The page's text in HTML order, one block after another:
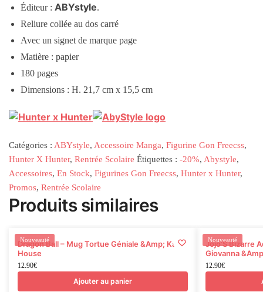
Éditeur : ABYstyle.
Reliure collée au dos carré
Avec un signet de marque page
Matière : papier
180 pages
Dimensions : H. 21,7 cm x 15,5 cm
Catégories : ABYstyle, Accessoire Manga, Figurine Gon Freecss,
Hunter X Hunter, Rentrée Scolaire Étiquettes : -20%, Abystyle,
Accessoires, En Stock, Figurines Gon Freecss, Hunter x Hunter,
Promos, Rentrée Scolaire
Produits similaires
Nouveauté
Dragon Ball – Mug Tortue Géniale &Amp; Kame
House
12.90€
Ajouter au panier
Nouveauté
Jojo’S Bizarre
Giovanna
12.90€